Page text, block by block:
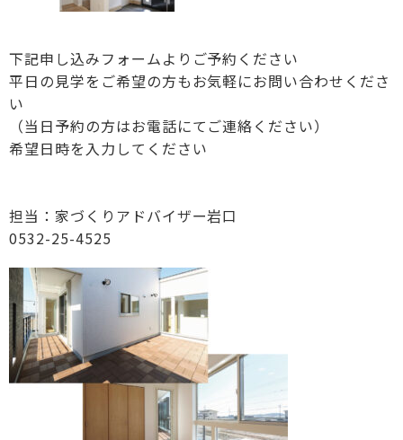
下記申し込みフォームよりご予約ください
平日の見学をご希望の方もお気軽にお問い合わせくださ
い
（当日予約の方はお電話にてご連絡ください）
希望日時を入力してください
担当：家づくりアドバイザー岩口
0532-25-4525